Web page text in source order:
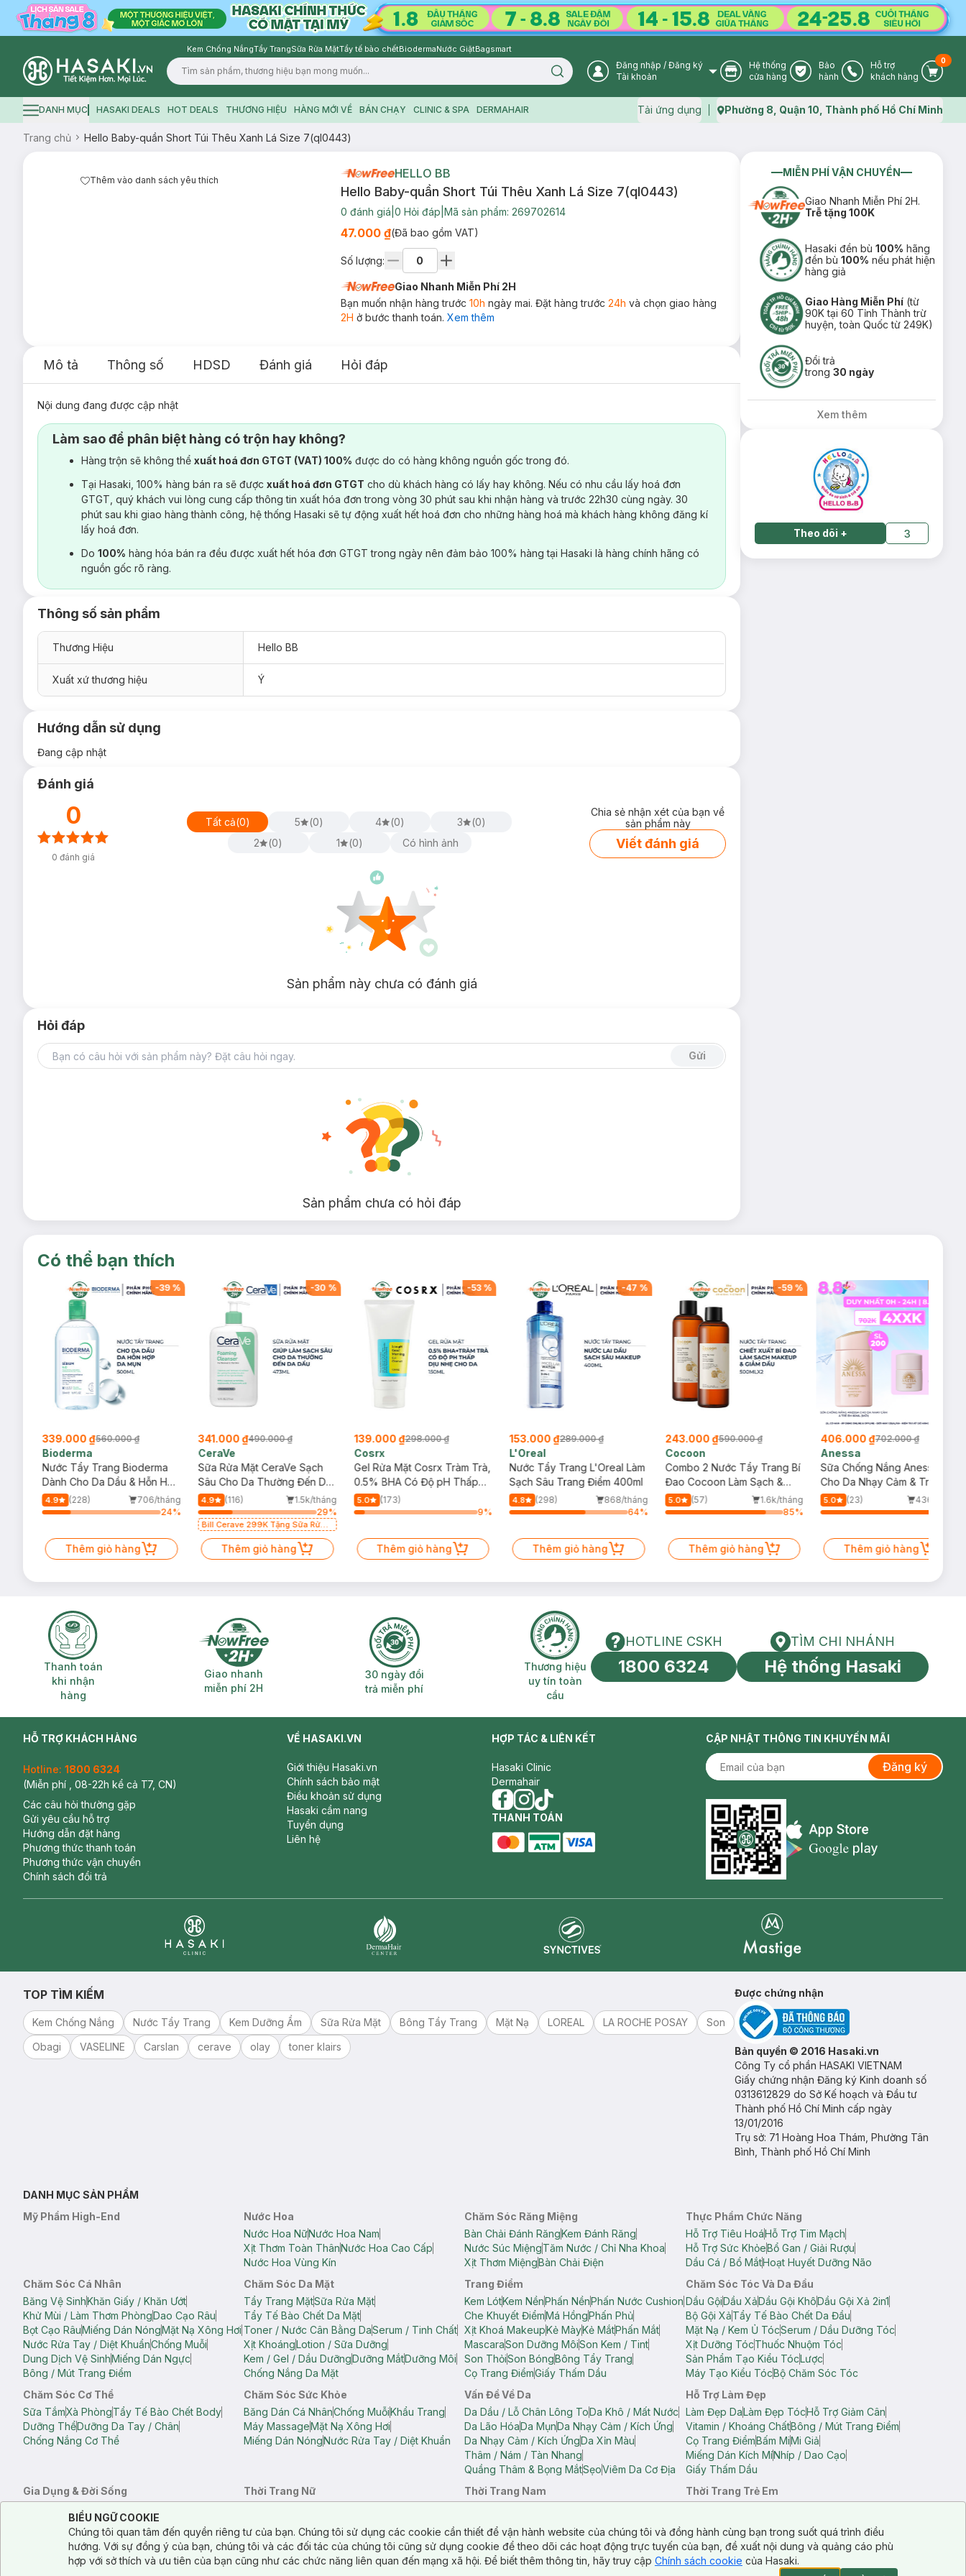
Kem Chống NắngTẩy TrangSữa Rửa MặtTẩy tế bào chếtBiodermaNước GiặtBagsmart
Logo
Search icon User Icon
Đăng nhập / Đăng ký
Tài khoản
Store Icon
Hệ thống
cửa hàng
Warranty Icon
Bảo
hành
Phone Icon
Hỗ trợ
khách hàng
Cart
0
Hamburger icon
DANH MỤC HASAKI DEALS HOT DEALS THƯƠNG HIỆU HÀNG MỚI VỀ BÁN CHẠY CLINIC & SPA DERMAHAIR Tải ứng dụng Map icon
Phường 8, Quận 10, Thành phố Hồ Chí Minh
Trang chủ Hello Baby-quần Short Túi Thêu Xanh Lá Size 7(ql0443)
Thêm vào danh sách yêu thích HELLO BB
Hello Baby-quần Short Túi Thêu Xanh Lá Size 7(ql0443)
0 đánh giá 0 Hỏi đáp Mã sản phẩm: 269702614
47.000 ₫(Đã bao gồm VAT)
Số lượng:
Giao Nhanh Miễn Phí 2H
Bạn muốn nhận hàng trước 10h ngày mai. Đặt hàng trước 24h và chọn giao hàng
2H ở bước thanh toán. Xem thêm
Mô tả Thông số HDSD Đánh giá Hỏi đáp
Nội dung đang được cập nhật
Làm sao để phân biệt hàng có trộn hay không?
Hàng trộn sẽ không thể xuất hoá đơn GTGT (VAT) 100% được do có hàng không nguồn gốc trong đó.
Tại Hasaki, 100% hàng bán ra sẽ được xuất hoá đơn GTGT cho dù khách hàng có lấy hay không. Nếu có nhu cầu lấy hoá đơn
GTGT, quý khách vui lòng cung cấp thông tin xuất hóa đơn trong vòng 30 phút sau khi nhận hàng và trước 22h30 cùng ngày. 30
phút sau khi giao hàng thành công, hệ thống Hasaki sẽ tự động xuất hết hoá đơn cho những hàng hoá mà khách hàng không đăng kí
lấy hoá đơn.
Do 100% hàng hóa bán ra đều được xuất hết hóa đơn GTGT trong ngày nên đảm bảo 100% hàng tại Hasaki là hàng chính hãng có
nguồn gốc rõ ràng.
Thông số sản phẩm
Thương Hiệu Hello BB
Xuất xứ thương hiệu Ý
Hướng dẫn sử dụng
Đang cập nhật
Đánh giá
0
0 đánh giá
Tất cả(0) 5 (0) 4 (0) 3 (0)
2
(0) 1 (0) Có hình ảnh
Chia sẻ nhận xét của bạn về
sản phẩm này
Viết đánh giá
Sản phẩm này chưa có đánh giá
Hỏi đáp
Gửi
Sản phẩm chưa có hỏi đáp
MIỄN PHÍ VẬN CHUYỂN
Giao Nhanh Miễn Phí 2H.
Trễ tặng 100K
Hasaki đền bù100% hãng
đền bù100% nếu phát hiện
hàng giả
Giao Hàng Miễn Phí (từ
90K tại 60 Tỉnh Thành trừ
huyện, toàn Quốc từ 249K)
Đổi trả
trong30 ngày
Xem thêm
Theo dõi + 3
Có thể bạn thích
-39%
339.000 ₫560.000 ₫
Bioderma
Nước Tẩy Trang Bioderma
Dành Cho Da Dầu & Hỗn Hợp
500ml
4.9 (228)
706/tháng
24%
Thêm giỏ hàng
-30 %
341.000 ₫490.000 ₫
CeraVe
Sữa Rửa Mặt CeraVe Sạch
Sâu Cho Da Thường Đến Da
Dầu 473ml
4.9 (116)
1.5k/tháng
29%
Bill Cerave 299K Tặng Sữa Rửa
Thêm giỏ hàng
-53%
139.000 ₫298.000 ₫
Cosrx
Gel Rửa Mặt Cosrx Tràm Trà,
0.5% BHA Có Độ pH Thấp
150ml
5.0
(173)
9%
Thêm giỏ hàng
-47 %
153.000 ₫289.000 ₫
L'Oreal
Nước Tẩy Trang L'Oreal Làm
Sạch Sâu Trang Điểm 400ml
4.8 (298)
868/tháng
64%
Thêm giỏ hàng
-59%
243.000 ₫590.000 ₫
Cocoon
Combo 2 Nước Tẩy Trang Bí
Đao Cocoon Làm Sạch &
Giảm Dầu 500ml
5.0 (57)
1.6k/tháng
85%
Thêm giỏ hàng
406.000 ₫702.000 ₫
Anessa
Sữa Chống Nắng Anessa
Cho Da Nhạy Cảm & Trẻ Em
60ml (Mới)
5.0 (23)
436/tháng
Thêm giỏ hàng
Thanh toán khi nhận hàng
Thanh toán
khi nhận
hàng
Giao nhanh miễn phí 2H
Giao nhanh
miễn phí 2H
30 ngày đổi trả miễn phí
30 ngày đổi
trả miễn phí
Thương hiệu uy tín toàn cầu
Thương hiệu
uy tín toàn
cầu
HOTLINE CSKH
HOTLINE CSKH
1800 6324
Tìm chi nhánh
TÌM CHI NHÁNH
Hệ thống Hasaki
HỖ TRỢ KHÁCH HÀNG
Hotline: 1800 6324
(Miễn phí , 08-22h kể cả T7, CN)
Các câu hỏi thường gặp
Gửi yêu cầu hỗ trợ
Hướng dẫn đặt hàng
Phương thức thanh toán
Phương thức vận chuyển
Chính sách đổi trả
VỀ HASAKI.VN
Giới thiệu Hasaki.vn
Chính sách bảo mật
Điều khoản sử dụng
Hasaki cẩm nang
Tuyển dụng
Liên hệ
HỢP TÁC & LIÊN KẾT
Hasaki Clinic
Dermahair
facebook
instagram
tiktok
THANH TOÁN
CẬP NHẬT THÔNG TIN KHUYẾN MÃI
Đăng ký
Appstore icon
TOP TÌM KIẾM
Kem Chống Nắng Nước Tẩy Trang Kem Dưỡng Ẩm Sữa Rửa Mặt Bông Tẩy Trang Mặt Nạ LOREAL LA ROCHE POSAY
Son
Obagi
VASELINE Carslan cerave olay toner klairs
Được chứng nhận
Bản quyền © 2016 Hasaki.vn
Công Ty cổ phần HASAKI VIETNAM
Giấy chứng nhận Đăng ký Kinh doanh số
0313612829 do Sở Kế hoạch và Đầu tư
Thành phố Hồ Chí Minh cấp ngày
13/01/2016
Trụ sở: 71 Hoàng Hoa Thám, Phường Tân
Bình, Thành phố Hồ Chí Minh
DANH MỤC SẢN PHẨM
Mỹ Phẩm High-End
Nước Hoa
Nước Hoa NữNước Hoa Nam
Xịt Thơm Toàn ThânNước Hoa Cao Cấp
Nước Hoa Vùng Kín
Chăm Sóc Răng Miệng
Bàn Chải Đánh RăngKem Đánh Răng
Nước Súc MiệngTăm Nước / Chỉ Nha Khoa
Xịt Thơm MiệngBàn Chải Điện
Thực Phẩm Chức Năng
Hỗ Trợ Tiêu HoáHỗ Trợ Tim Mạch
Hỗ Trợ Sức KhỏeBổ Gan / Giải Rượu
Dầu Cá / Bổ MắtHoạt Huyết Dưỡng Não
Chăm Sóc Cá Nhân
Băng Vệ SinhKhăn Giấy / Khăn Ướt
Khử Mùi / Làm Thơm PhòngDao Cạo Râu
Bọt Cạo RâuMiếng Dán NóngMặt Nạ Xông Hơi
Nước Rửa Tay / Diệt KhuẩnChống Muỗi
Dung Dịch Vệ SinhMiếng Dán Ngực
Bông / Mút Trang Điểm
Chăm Sóc Da Mặt
Tẩy Trang MặtSữa Rửa Mặt
Tẩy Tế Bào Chết Da Mặt
Toner / Nước Cân Bằng DaSerum / Tinh Chất
Xịt KhoángLotion / Sữa Dưỡng
Kem / Gel / Dầu DưỡngDưỡng MắtDưỡng Môi
Chống Nắng Da Mặt
Trang Điểm
Kem LótKem NềnPhấn NềnPhấn Nước Cushion
Che Khuyết ĐiểmMá HồngPhấn Phủ
Xịt Khoá MakeupKẻ MàyKẻ MắtPhấn Mắt
MascaraSon Dưỡng MôiSon Kem / Tint
Son ThỏiSon BóngBông Tẩy Trang
Cọ Trang ĐiểmGiấy Thấm Dầu
Chăm Sóc Tóc Và Da Đầu
Dầu GộiDầu XảDầu Gội KhôDầu Gội Xả 2in1
Bộ Gội XảTẩy Tế Bào Chết Da Đầu
Mặt Nạ / Kem Ủ TócSerum / Dầu Dưỡng Tóc
Xịt Dưỡng TócThuốc Nhuộm Tóc
Sản Phẩm Tạo Kiểu TócLược
Máy Tạo Kiểu TócBộ Chăm Sóc Tóc
Chăm Sóc Cơ Thể
Sữa TắmXà PhòngTẩy Tế Bào Chết Body
Dưỡng ThểDưỡng Da Tay / Chân
Chống Nắng Cơ Thể
Chăm Sóc Sức Khỏe
Băng Dán Cá NhânChống MuỗiKhẩu Trang
Máy MassageMặt Nạ Xông Hơi
Miếng Dán NóngNước Rửa Tay / Diệt Khuẩn
Vấn Đề Về Da
Da Dầu / Lỗ Chân Lông ToDa Khô / Mất Nước
Da Lão HóaDa MụnDa Nhạy Cảm / Kích Ứng
Da Nhạy Cảm / Kích ỨngDa Xỉn Màu
Thâm / Nám / Tàn Nhang
Quầng Thâm & Bọng MắtSẹoViêm Da Cơ Địa
Hỗ Trợ Làm Đẹp
Làm Đẹp DaLàm Đẹp TócHỗ Trợ Giảm Cân
Vitamin / Khoáng ChấtBông / Mút Trang Điểm
Cọ Trang ĐiểmBấm MiMi Giả
Miếng Dán Kích MíNhíp / Dao Cạo
Giấy Thấm Dầu
Gia Dụng & Đời Sống
Bông Tắm / Phụ Kiện Tắm
Phụ Kiện Điện Thoại Quạt Cầm Tay / Quạt Mini
Khử Mùi / Làm Thơm PhòngNước GiặtNước Xả
Thời Trang Nữ
Quần Lót NữQuần Short Nữ
Thời Trang Nam
Thời Trang Trẻ Em
Túi Xách
Cookie Consent
Notice about cookies usage
BIỂU NGỮ COOKIE
Chúng tôi quan tâm đến quyền riêng tư của bạn. Chúng tôi sử dụng các cookie cần thiết để vận hành website của chúng tôi và đồng hành cùng bạn trong suốt quá trình điều
hướng. Với sự đồng ý của bạn, chúng tôi và các đối tác của chúng tôi cũng sử dụng cookie để theo dõi các hoạt động trực tuyến của bạn, đề xuất nội dung và quảng cáo phù
hợp với sở thích và ưu tiên của bạn cũng như các chức năng liên quan đến mạng xã hội. Để biết thêm thông tin, hãy truy cập Chính sách cookie của Hasaki.